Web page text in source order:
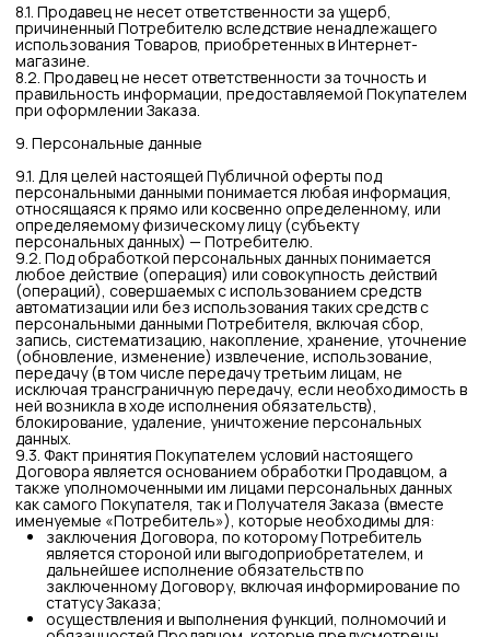
© 2026 ВСЕ ПРАВА ЗАЩИЩЕНЫ.
ИП ХРОМОВА Ю М. ИНН 526108834016
МЫ ВОВКОНТАКТЕ
ПОЛИТИКА КОНФИДЕНЦИАЛЬНОСТИ
ОФЕРТА И РЕКВИЗИТЫ
ДОСТАВКА
ОПЛАТА
ВОЗВРАТ ТОВАРА
РАЗМЕРНАЯ СЕТКА
КОНТАКТЫ
МСК